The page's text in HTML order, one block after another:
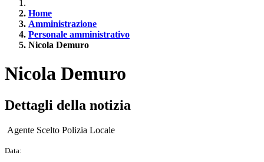
Home
Amministrazione
Personale amministrativo
Nicola Demuro
Nicola Demuro
Dettagli della notizia
Agente Scelto Polizia Locale
Data: